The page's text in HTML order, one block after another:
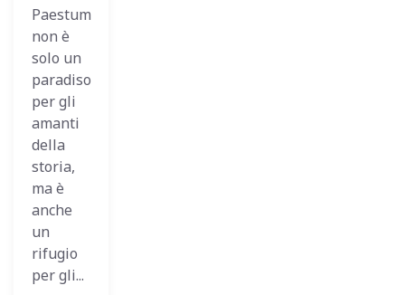
Paestum
non è
solo un
paradiso
per gli
amanti
della
storia,
ma è
anche
un
rifugio
per gli...